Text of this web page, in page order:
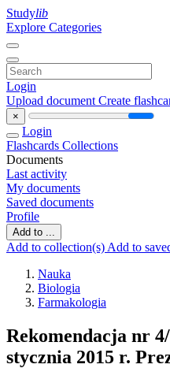
Studylib
Explore Categories
Login
Upload document Create
×
Login
Flashcards Collections
Documents
Last activity
My documents
Saved documents
Profile
Add to ...
Add to collection(s) Add to
Nauka
Biologia
Farmakologia
Rekomendacja nr
stycznia 2015 r.